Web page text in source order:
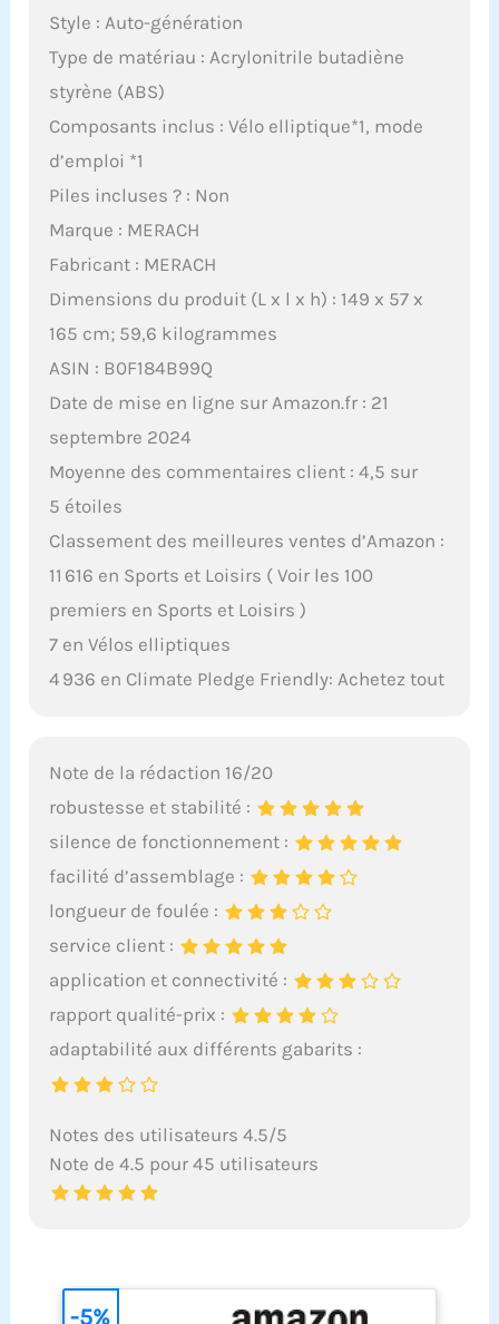
Style : Auto-génération
Type de matériau : Acrylonitrile butadiène
styrène (ABS)
Composants inclus : Vélo elliptique*1, mode
d’emploi *1
Piles incluses ? : Non
Marque : MERACH
Fabricant : MERACH
Dimensions du produit (L x l x h) : 149 x 57 x
165 cm; 59,6 kilogrammes
ASIN : B0F184B99Q
Date de mise en ligne sur Amazon.fr : 21
septembre 2024
Moyenne des commentaires client : 4,5 sur
5 étoiles
Classement des meilleures ventes d’Amazon :
11 616 en Sports et Loisirs ( Voir les 100
premiers en Sports et Loisirs )
7 en Vélos elliptiques
4 936 en Climate Pledge Friendly: Achetez tout
Note de la rédaction 16/20
robustesse et stabilité :
silence de fonctionnement :
facilité d’assemblage :
longueur de foulée :
service client :
application et connectivité :
rapport qualité-prix :
adaptabilité aux différents gabarits :
Notes des utilisateurs 4.5/5
Note de 4.5 pour 45 utilisateurs
-5%